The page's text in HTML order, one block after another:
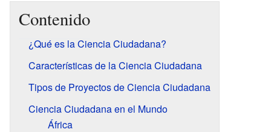
Contenido
¿Qué es la Ciencia Ciudadana?
Características de la Ciencia Ciudadana
Tipos de Proyectos de Ciencia Ciudadana
Ciencia Ciudadana en el Mundo
África